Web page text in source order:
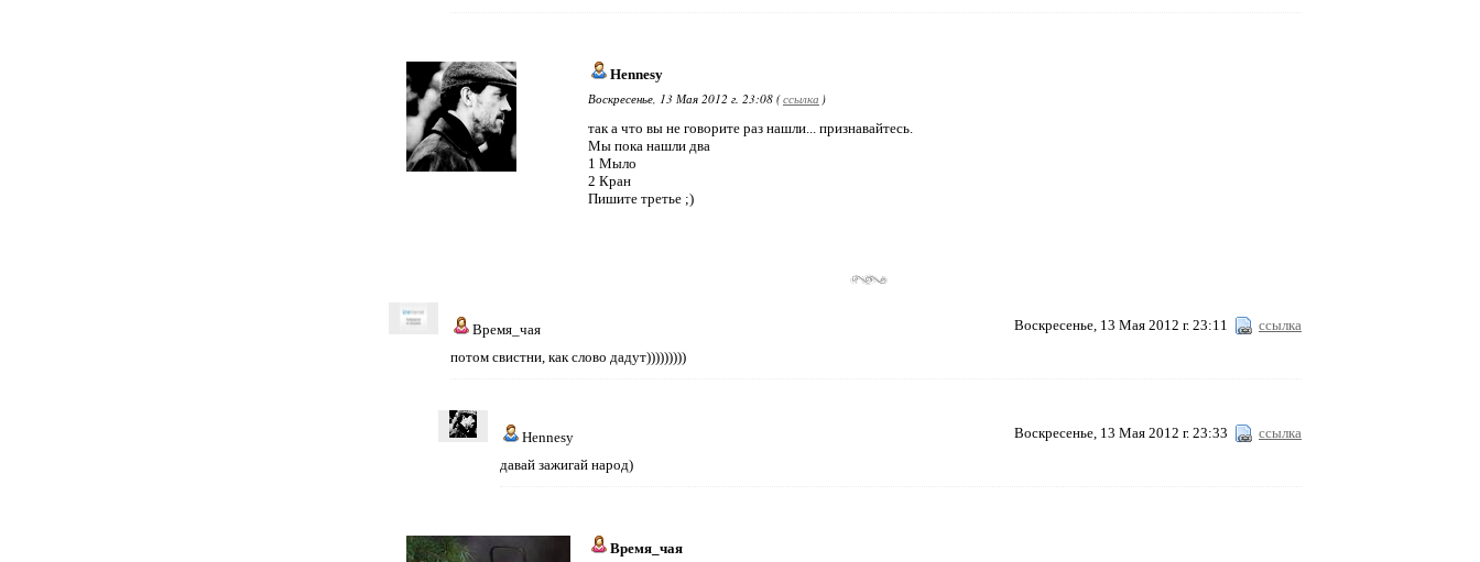
Hennesy
Воскресенье, 13 Мая 2012 г. 23:08 (ссылка )
так а что вы не говорите раз нашли... признавайтесь.
Мы пока нашли два
1 Мыло
2 Кран
Пишите третье ;)
Воскресенье, 13 Мая 2012 г. 23:11 ссылка
Время_чая
потом свистни, как слово дадут)))))))))
Воскресенье, 13 Мая 2012 г. 23:33 ссылка
Hennesy
давай зажигай народ)
Время_чая